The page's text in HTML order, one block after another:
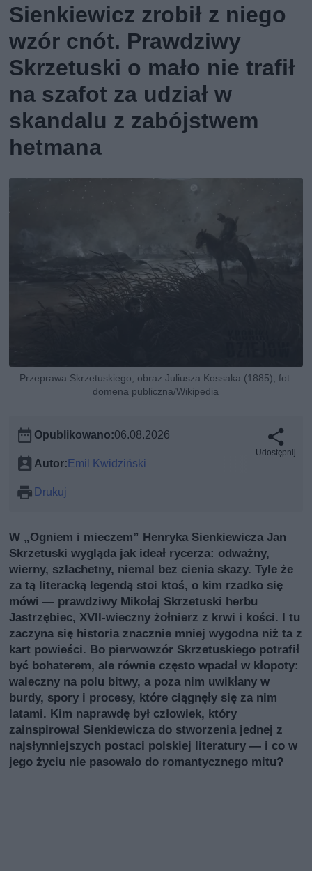
Sienkiewicz zrobił z niego
wzór cnót. Prawdziwy
Skrzetuski o mało nie trafił
na szafot za udział w
skandalu z zabójstwem
hetmana
Przeprawa Skrzetuskiego, obraz Juliusza Kossaka (1885), fot.
domena publiczna/Wikipedia
Opublikowano:06.08.2026
Autor:Emil Kwidziński
Drukuj
Udostępnij
W „Ogniem i mieczem” Henryka Sienkiewicza Jan
Skrzetuski wygląda jak ideał rycerza: odważny,
wierny, szlachetny, niemal bez cienia skazy. Tyle że
za tą literacką legendą stoi ktoś, o kim rzadko się
mówi — prawdziwy Mikołaj Skrzetuski herbu
Jastrzębiec, XVII‑wieczny żołnierz z krwi i kości. I tu
zaczyna się historia znacznie mniej wygodna niż ta z
kart powieści. Bo pierwowzór Skrzetuskiego potrafił
być bohaterem, ale równie często wpadał w kłopoty:
waleczny na polu bitwy, a poza nim uwikłany w
burdy, spory i procesy, które ciągnęły się za nim
latami. Kim naprawdę był człowiek, który
zainspirował Sienkiewicza do stworzenia jednej z
najsłynniejszych postaci polskiej literatury — i co w
jego życiu nie pasowało do romantycznego mitu?